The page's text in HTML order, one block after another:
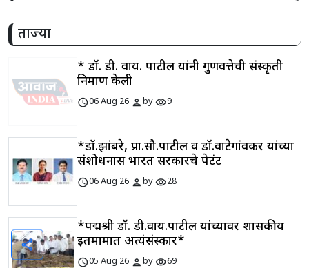
ताज्या
* डॉ. डी. वाय. पाटील यांनी गुणवत्तेची संस्कृती
निर्माण केली
schedule06 Aug 26 personbyvisibility9
*डॉ.झांबरे, प्रा.सौ.पाटील व डॉ.वाटेगांवकर यांच्या
संशोधनास भारत सरकारचे पेटंट
schedule06 Aug 26 personbyvisibility28
*पद्मश्री डॉ. डी.वाय.पाटील यांच्यावर शासकीय
इतमामात अत्यंसंस्कार*
schedule05 Aug 26 personbyvisibility69
share